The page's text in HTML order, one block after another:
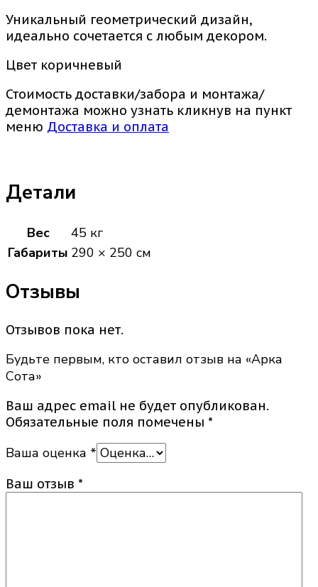
Уникальный геометрический дизайн,
идеально сочетается с любым декором.
Цвет коричневый
Стоимость доставки/забора и монтажа/
демонтажа можно узнать кликнув на пункт
меню Доставка и оплата
Детали
Вес
45 кг
Габариты 290 × 250 см
Отзывы
Отзывов пока нет.
Будьте первым, кто оставил отзыв на «Арка
Сота»
Ваш адрес email не будет опубликован.
Обязательные поля помечены *
Ваша оценка *
Ваш отзыв *